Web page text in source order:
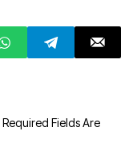
Required Fields Are